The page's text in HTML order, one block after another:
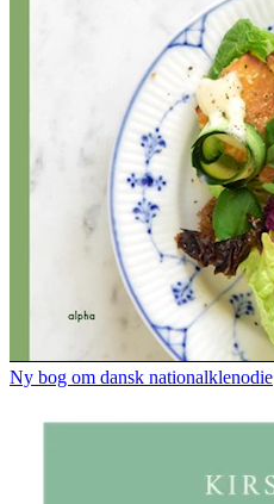
Ny bog om dansk nationalklenodie